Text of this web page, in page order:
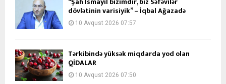
dövlətinin varisiyik” – İqbal Ağazadə
10 Avqust 2026 07:57
Tərkibində yüksək miqdarda yod olan
QİDALAR
10 Avqust 2026 07:50